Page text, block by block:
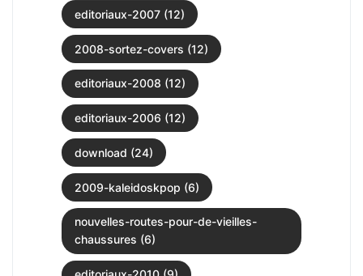
editoriaux-2007 (12)
2008-sortez-covers (12)
editoriaux-2008 (12)
editoriaux-2006 (12)
download (24)
2009-kaleidoskpop (6)
nouvelles-routes-pour-de-vieilles-
chaussures (6)